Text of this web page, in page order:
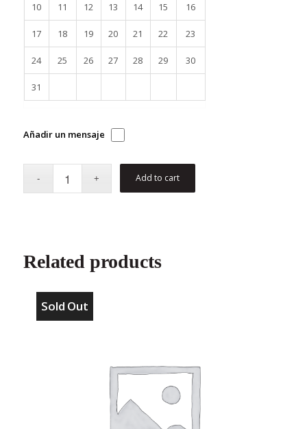
10 11 12 13 14 15 16
17 18 19 20 21 22 23
24 25 26 27 28 29 30
31
Añadir un mensaje
Add to cart
Related products
Sold Out